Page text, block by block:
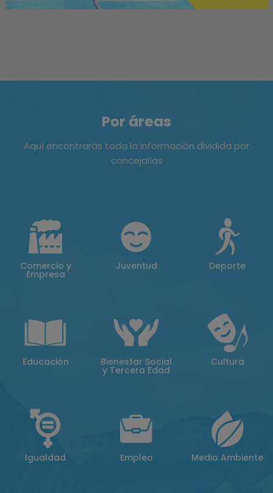
Por áreas
Aquí encontrarás toda la información dividida por
concejalías
Comercio y
Empresa
Juventud Deporte
Educación Bienestar Social
y Tercera Edad
Cultura
Igualdad Empleo Medio Ambiente